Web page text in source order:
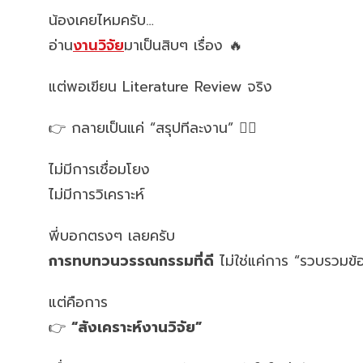
น้องเคยไหมครับ…
อ่านงานวิจัยมาเป็นสิบๆ เรื่อง 🔥
แต่พอเขียน Literature Review จริง
👉 กลายเป็นแค่ “สรุปทีละงาน” 😵‍💫
ไม่มีการเชื่อมโยง
ไม่มีการวิเคราะห์
พี่บอกตรงๆ เลยครับ
การทบทวนวรรณกรรมที่ดี ไม่ใช่แค่การ “รวบรวมข้
แต่คือการ
👉 “สังเคราะห์งานวิจัย”